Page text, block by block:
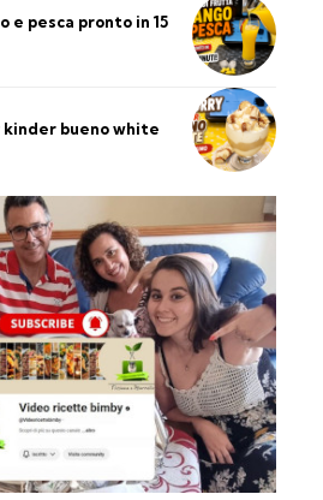
e pesca pronto in 15
bueno white